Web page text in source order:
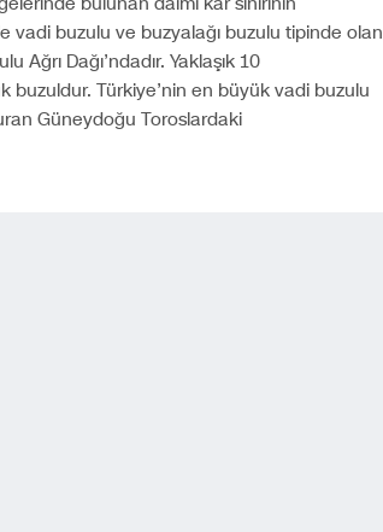
vadi buzulu ve buzyalağı buzulu tipinde olan
Ağrı Dağı’ndadır. Yaklaşık 10
buzuldur. Türkiye’nin en büyük vadi buzulu
Güneydoğu Toroslardaki